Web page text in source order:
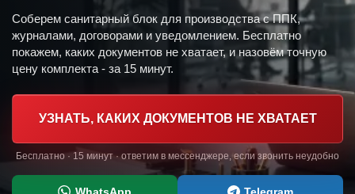
Соберем санитарный блок для производства с ППК,
журналами, договорами и уведомлением. Бесплатно
покажем, каких документов не хватает, и назовём точную
цену комплекта - за 15 минут.
УЗНАТЬ, КАКИХ ДОКУМЕНТОВ НЕ ХВАТАЕТ
Бесплатно · 15 минут · ответим в мессенджере, если звонить неудобно